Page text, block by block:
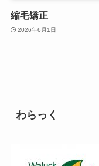
縮毛矯正
2026年6月1日
わらっく